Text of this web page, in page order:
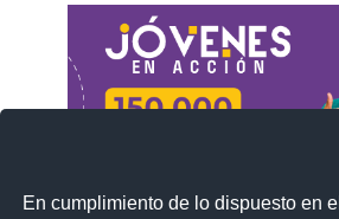
En cumplimiento de lo dispuesto en el